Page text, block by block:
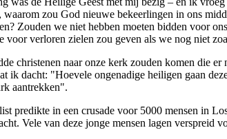
zou God nieuwe bekeerlingen in ons
Zouden we niet hebben moeten bidden voor
voor verloren zielen zou geven als we nog niet
christenen naar onze kerk zouden komen die
ik dacht: "Hoevele ongenadige heiligen gaan
aantrekken".
predikte in een crusade voor 5000 mensen in
Vele van deze jonge mensen lagen verspreid